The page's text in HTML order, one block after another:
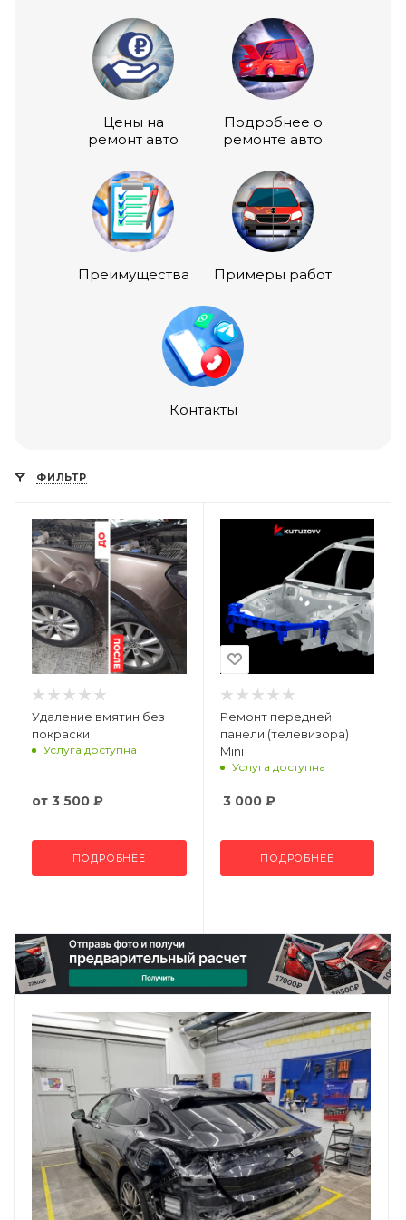
Цены на
ремонт авто
Подробнее о
ремонте авто
Преимущества Примеры работ
Контакты
ФИЛЬТР
Удаление вмятин без
покраски
Услуга доступна
от 3 500 ₽
ПОДРОБНЕЕ
Ремонт передней
панели (телевизора)
Mini
Услуга доступна
3 000₽
ПОДРОБНЕЕ